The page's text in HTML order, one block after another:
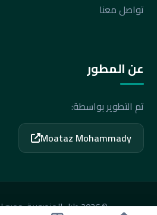
تواصل معنا
عن المطور
تم التطوير بواسطة:
Moataz Mohammady
© 2026 دليل المنصورية. جميع الحقوق محفوظة.